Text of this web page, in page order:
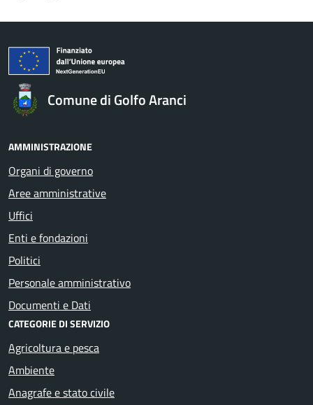
Comune di Golfo Aranci
AMMINISTRAZIONE
Organi di governo
Aree amministrative
Uffici
Enti e fondazioni
Politici
Personale amministrativo
Documenti e Dati
CATEGORIE DI SERVIZIO
Agricoltura e pesca
Ambiente
Anagrafe e stato civile